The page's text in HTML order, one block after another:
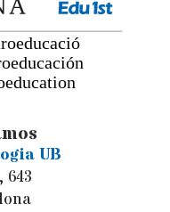
UB
643